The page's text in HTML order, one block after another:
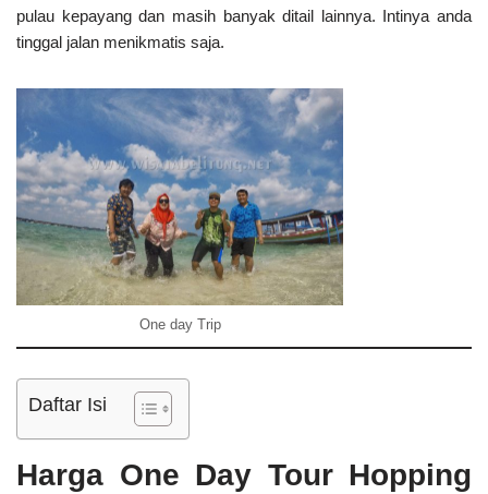
pulau kepayang dan masih banyak ditail lainnya. Intinya anda
tinggal jalan menikmatis saja.
One day Trip
Daftar Isi
Harga One Day Tour Hopping